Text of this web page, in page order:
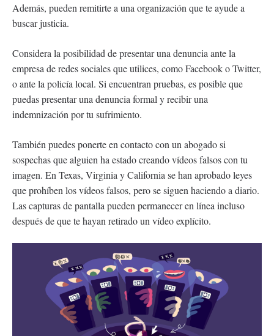
Además, pueden remitirte a una organización que te ayude a
buscar justicia.
Considera la posibilidad de presentar una denuncia ante la
empresa de redes sociales que utilices, como Facebook o Twitter,
o ante la policía local. Si encuentran pruebas, es posible que
puedas presentar una denuncia formal y recibir una
indemnización por tu sufrimiento.
También puedes ponerte en contacto con un abogado si
sospechas que alguien ha estado creando vídeos falsos con tu
imagen. En Texas, Virginia y California se han aprobado leyes
que prohíben los vídeos falsos, pero se siguen haciendo a diario.
Las capturas de pantalla pueden permanecer en línea incluso
después de que te hayan retirado un vídeo explícito.